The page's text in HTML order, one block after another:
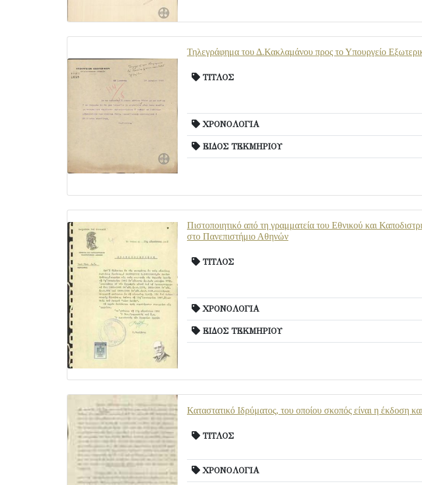
Τηλεγράφημα του Δ.Κακλαμάνου προς το Υπουργείο
ΤΙΤΛΟΣ
ΧΡΟΝΟΛΟΓΙΑ
ΕΙΔΟΣ ΤΕΚΜΗΡΙΟΥ
Πιστοποιητικό από τη γραμματεία του Εθνικού και
στο Πανεπιστήμιο Αθηνών
ΤΙΤΛΟΣ
ΧΡΟΝΟΛΟΓΙΑ
ΕΙΔΟΣ ΤΕΚΜΗΡΙΟΥ
Καταστατικό Ιδρύματος, του οποίου σκοπός είναι η έκδοση
ΤΙΤΛΟΣ
ΧΡΟΝΟΛΟΓΙΑ